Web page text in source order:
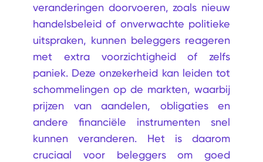
veranderingen doorvoeren, zoals nieuw
handelsbeleid of onverwachte politieke
uitspraken, kunnen beleggers reageren
met extra voorzichtigheid of zelfs
paniek. Deze onzekerheid kan leiden tot
schommelingen op de markten, waarbij
prijzen van aandelen, obligaties en
andere financiële instrumenten snel
kunnen veranderen. Het is daarom
cruciaal voor beleggers om goed